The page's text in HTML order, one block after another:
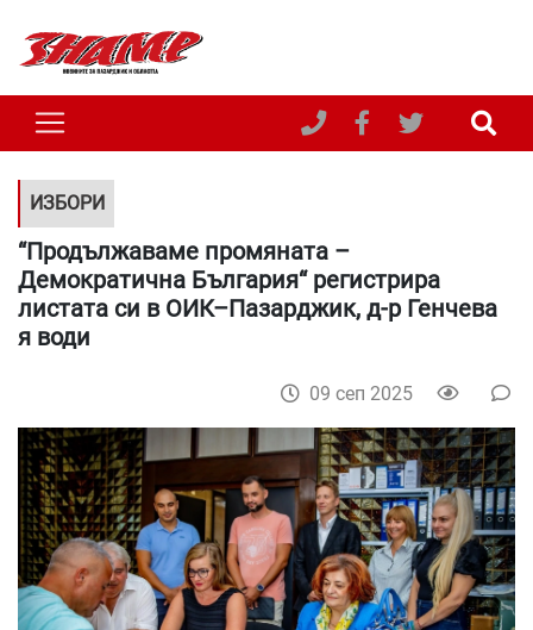
ИЗБОРИ
“Продължаваме промяната –
Демократична България“ регистрира
листата си в ОИК–Пазарджик, д-р Генчева
я води
09 сеп 2025